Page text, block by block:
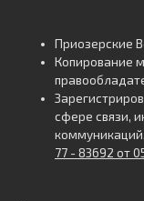
Приозерские
Копирование
сфере связи,
77 - 83692 от